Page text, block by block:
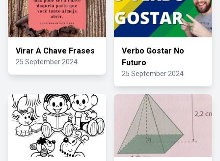
Virar A Chave Frases
25 September 2024
Verbo Gostar No
Futuro
25 September 2024